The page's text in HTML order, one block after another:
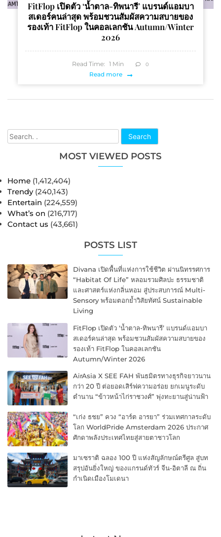
Search
MOST VIEWED POSTS
Home (1,412,404)
Trendy (240,143)
Entertain (224,559)
What’s on (216,717)
Contact us (43,661)
POSTS LIST
Divana เปิดพื้นที่แห่งการใช้ชีวิต ผ่านนิทรรศการ
“Habitat Of Life” หลอมรวมศิลปะ ธรรมชาติ
และศาสตร์แห่งกลิ่นหอม สู่ประสบการณ์ Multi-
Sensory พร้อมตอกย้ำวิสัยทัศน์ Sustainable
Living
FitFlop เปิดตัว ‘น้ำตาล-ทิพนารี’ แบรนด์แอมบา
สเดอร์คนล่าสุด พร้อมชวนสัมผัสความสบายของ
รองเท้า FitFlop ในคอลเลกชัน
Autumn/Winter 2026
AirAsia X SEE FAH พันธมิตรทางธุรกิจยาวนาน
กว่า 20 ปี ต่อยอดเสิร์ฟความอร่อย ยกเมนูระดับ
ตำนาน “ข้าวหน้าไก่ราชวงศ์” พุ่งทะยานสู่น่านฟ้า
“เก่ง ธชย” ควง “อาร์ต อารยา” ร่วมเทศกาลระดับ
โลก WorldPride Amsterdam 2026 ประกาศ
ศักดาพลังประเทศไทยสู่สายตาชาวโลก
มาเซราติ ฉลอง 100 ปี แห่งสัญลักษณ์ตรีศูล สู่บท
สรุปอันยิ่งใหญ่ ของแกรนด์ทัวร์ จีน-อิตาลี ณ ถิ่น
กำเนิดเมืองโมเดนา
FitFlop เปิดตัว ‘น้ำตาล-ทิพนารี’ แบรนด์แอมบา
สเดอร์คนล่าสุด พร้อมชวนสัมผัสความสบายของ
รองเท้า FitFlop ในคอลเลกชัน Autumn/Winter
2026
Read Time: 1 Min 0
Read more